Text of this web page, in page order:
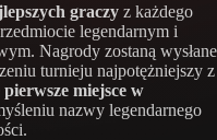
graczy z każdego
legendarnym i
Nagrody zostaną wysłane
turnieju najpotężniejszy z
miejsce w
nazwy legendarnego